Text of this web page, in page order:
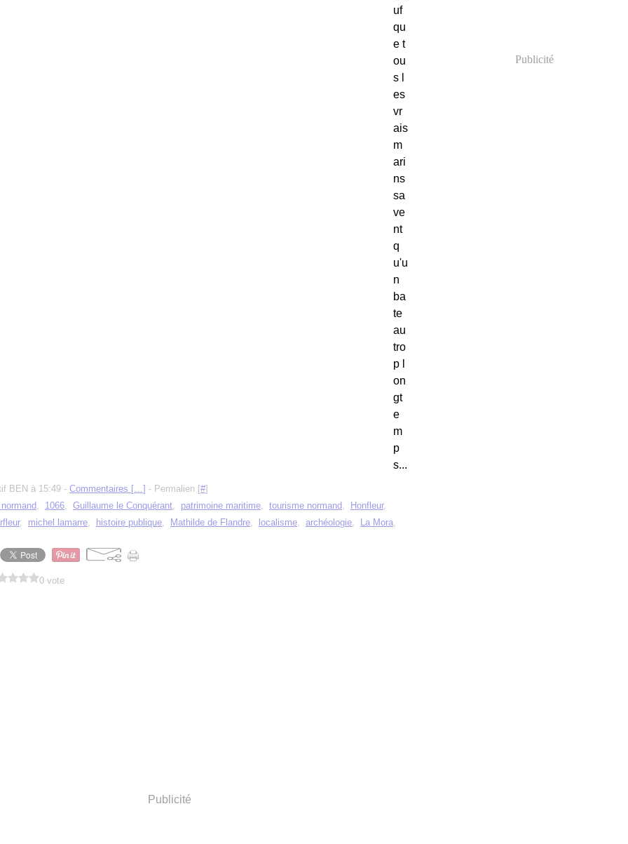
uf
qu
e t
ou
s l
es
vr
ais
m
ari
ns
sa
ve
nt
q
u'u
n
ba
te
au
tro
p l
on
gt
e
m
p
s...
BEN à 15:49 - Commentaires […] - Permalien [#]
, 1066, Guillaume le Conquérant, patrimoine maritime, tourisme normand, Honfleur,
, michel lamarre, histoire publique, Mathilde de Flandre, localisme, archéologie, La Mora,
0 vote
Publicité
Publicité